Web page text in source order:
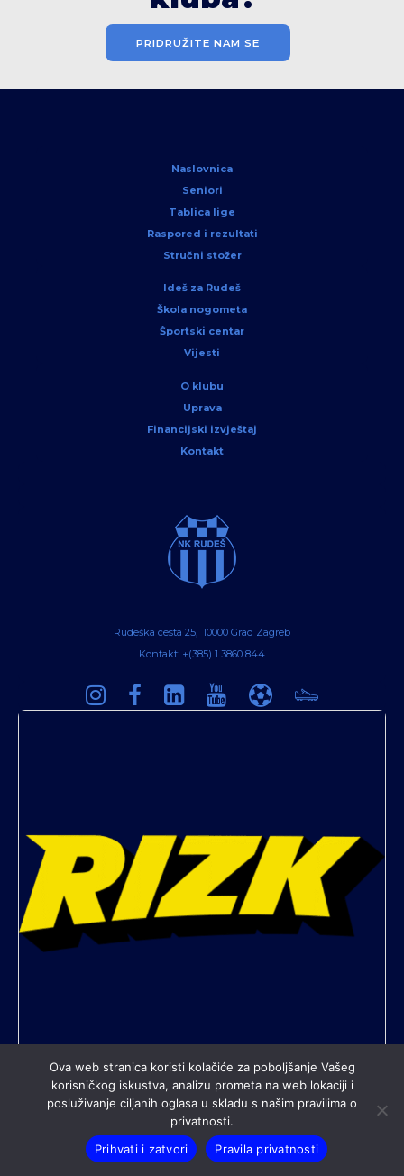
PRIDRUŽITE NAM SE
Naslovnica
Seniori
Tablica lige
Raspored i rezultati
Stručni stožer
Ideš za Rudeš
Škola nogometa
Športski centar
Vijesti
O klubu
Uprava
Financijski izvještaj
Kontakt
Rudeška cesta 25, 10000 Grad Zagreb
Kontakt: +(385) 1 3860 844
All contents © copyright Nogometni klub Rudeš. All rights
Ova web stranica koristi kolačiće za poboljšanje Vašeg
korisničkog iskustva, analizu prometa na web lokaciji i
posluživanje ciljanih oglasa u skladu s našim pravilima o
privatnosti.
Prihvati i zatvori
Pravila privatnosti